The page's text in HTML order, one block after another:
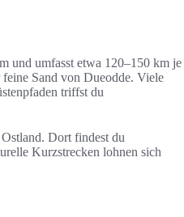
und umfasst etwa 120–150 km je
Sand von Dueodde. Viele
triffst du
Dort findest du
Kurzstrecken lohnen sich